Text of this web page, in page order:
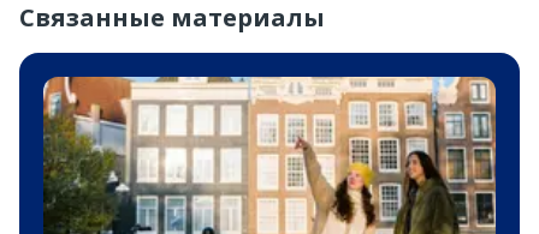
Связанные материалы